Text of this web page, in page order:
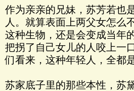
作为亲亲的兄妹，苏芳若也
人。就算表面上两父女怎么
这种生物，还是会变成当年
把拐了自己女儿的人咬上一
们看来，这种年轻人，全都
苏家底子里的那些本性，苏